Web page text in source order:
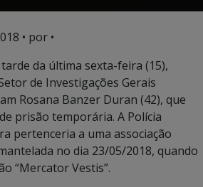
• por •
da última sexta-feira (15),
de Investigações Gerais
Rosana Banzer Duran (42), que
prisão temporária. A Polícia
pertenceria a uma associação
no dia 23/05/2018, quando
“Mercator Vestis”.